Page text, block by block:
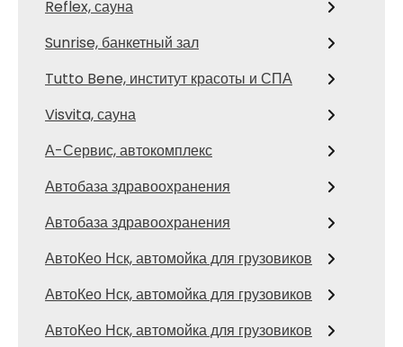
Reflex, сауна
Sunrise, банкетный зал
Tutto Bene, институт красоты и СПА
Visvita, сауна
А-Сервис, автокомплекс
Автобаза здравоохранения
Автобаза здравоохранения
АвтоКео Нск, автомойка для грузовиков
АвтоКео Нск, автомойка для грузовиков
АвтоКео Нск, автомойка для грузовиков